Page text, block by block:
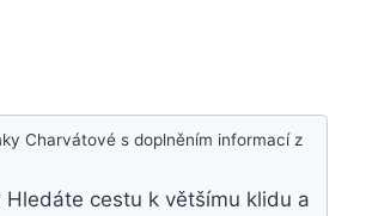
Charvátové s doplněním informací z
cestu k většímu klidu a